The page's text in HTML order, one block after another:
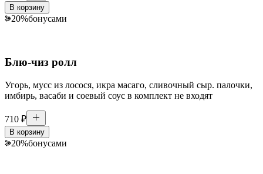
В корзину
20%бонусами
Блю-чиз ролл
Угорь, мусс из лосося, икра масаго, сливочный сыр. палочки,
имбирь, васаби и соевый соус в комплект не входят
710 ₽
В корзину
20%бонусами